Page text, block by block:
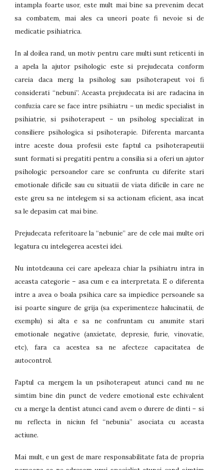
intampla foarte usor, este mult mai bine sa prevenim decat
sa combatem, mai ales ca uneori poate fi nevoie si de
medicatie psihiatrica.
In al doilea rand, un motiv pentru care multi sunt reticenti in
a apela la ajutor psihologic este si prejudecata conform
careia daca merg la psiholog sau psihoterapeut voi fi
considerati “nebuni”. Aceasta prejudecata isi are radacina in
confuzia care se face intre psihiatru – un medic specialist in
psihiatrie, si psihoterapeut – un psiholog specializat in
consiliere psihologica si psihoterapie. Diferenta marcanta
intre aceste doua profesii este faptul ca psihoterapeutii
sunt formati si pregatiti pentru a consilia si a oferi un ajutor
psihologic persoanelor care se confrunta cu diferite stari
emotionale dificile sau cu situatii de viata dificile in care ne
este greu sa ne intelegem si sa actionam eficient, asa incat
sa le depasim cat mai bine.
Prejudecata referitoare la “nebunie” are de cele mai multe ori
legatura cu intelegerea acestei idei.
Nu intotdeauna cei care apeleaza chiar la psihiatru intra in
aceasta categorie – asa cum e ea interpretata. E o diferenta
intre a avea o boala psihica care sa impiedice persoanele sa
isi poarte singure de grija (sa experimenteze halucinatii, de
exemplu) si alta e sa ne confruntam cu anumite stari
emotionale negative (anxietate, depresie, furie, vinovatie,
etc), fara ca acestea sa ne afecteze capacitatea de
autocontrol.
Faptul ca mergem la un psihoterapeut atunci cand nu ne
simtim bine din punct de vedere emotional este echivalent
cu a merge la dentist atunci cand avem o durere de dinti – si
nu reflecta in niciun fel “nebunia” asociata cu aceasta
actiune.
Mai mult, e un gest de mare responsabilitate fata de propria